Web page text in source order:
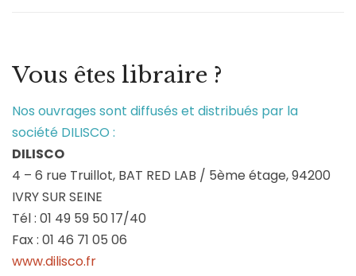
Vous êtes libraire ?
Nos ouvrages sont diffusés et distribués par la
société DILISCO :
DILISCO
4 – 6 rue Truillot, BAT RED LAB / 5ème étage, 94200
IVRY SUR SEINE
Tél : 01 49 59 50 17/40
Fax : 01 46 71 05 06
www.dilisco.fr